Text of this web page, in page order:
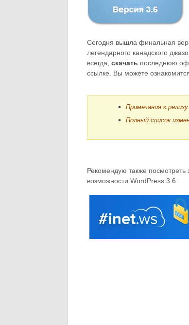
Сегодня вышла финальная
легендарного канадского
всегда, скачать последнюю
ссылке. Вы можете
Примечания к
Полный список
Рекомендую также посмотреть
возможности WordPress 3.6: